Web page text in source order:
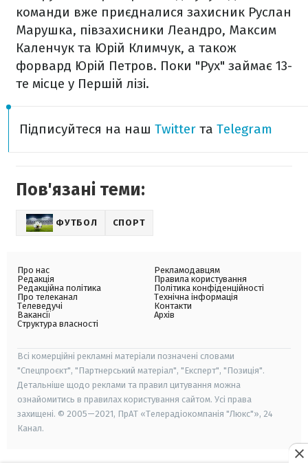
команди вже приєдналися захисник Руслан
Марушка, півзахисники Леандро, Максим
Каленчук та Юрій Климчук, а також
форвард Юрій Петров. Поки "Рух" займає 13-
те місце у Першій лізі.
Підписуйтеся на наш Twitter та Telegram
Пов'язані теми:
ФУТБОЛ СПОРТ
Про нас
Редакція
Редакційна політика
Про телеканал
Телеведучі
Вакансії
Структура власності
Рекламодавцям
Правила користування
Політика конфіденційності
Технічна інформація
Контакти
Архів
Всі комерційні рекламні матеріали позначені словами
"Спецпроєкт", "Партнерський матеріал", "Експерт", "Позиція".
Детальніше щодо реклами та правил цитування можна
ознайомитись в правилах користування сайтом. Усі права
захищені. © 2005—2021, ПрАТ «Телерадіокомпанія "Люкс"», 24
Канал.